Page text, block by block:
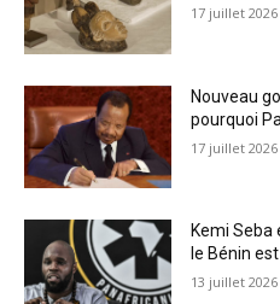
17 juillet 2026
Nouveau
pourquoi
17 juillet 2026
Kemi Seba
le Bénin
13 juillet 2026